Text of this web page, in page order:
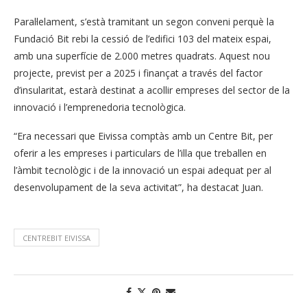
Paral·lelament, s’està tramitant un segon conveni perquè la
Fundació Bit rebi la cessió de l’edifici 103 del mateix espai,
amb una superfície de 2.000 metres quadrats. Aquest nou
projecte, previst per a 2025 i finançat a través del factor
d’insularitat, estarà destinat a acollir empreses del sector de la
innovació i l’emprenedoria tecnològica.
“Era necessari que Eivissa comptàs amb un Centre Bit, per
oferir a les empreses i particulars de l’illa que treballen en
l’àmbit tecnològic i de la innovació un espai adequat per al
desenvolupament de la seva activitat”, ha destacat Juan.
CENTREBIT EIVISSA